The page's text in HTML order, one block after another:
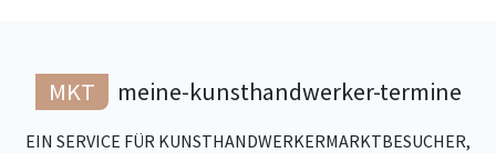
MKT meine-kunsthandwerker-termine
EIN SERVICE FÜR KUNSTHANDWERKERMARKTBESUCHER,